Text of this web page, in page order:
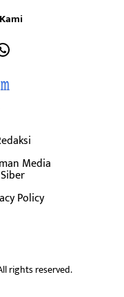
Media
Siber
Policy
rights reserved.